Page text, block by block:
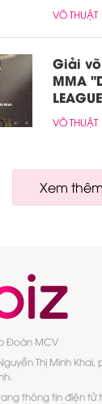
VÕ THUẬT
Giải
MMA
VÕ THUẬT
Xem thêm
Đoàn MCV
Thị Minh
thông tin điện tử